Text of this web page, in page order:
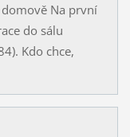
Na první
do sálu
Kdo chce,